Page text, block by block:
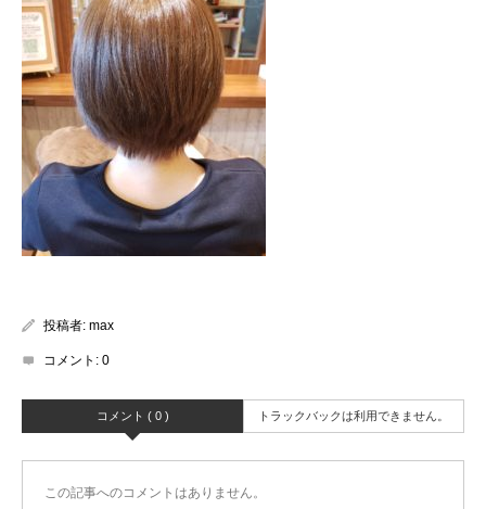
投稿者: max
コメント: 0
コメント ( 0 ) トラックバックは利用できません。
この記事へのコメントはありません。